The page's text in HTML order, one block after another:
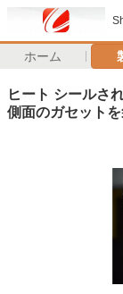
ホーム
ヒート シールさ
側面のガセット